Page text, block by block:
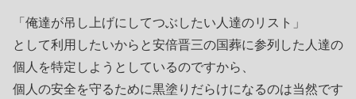
「俺達が吊し上げにしてつぶしたい人達のリスト」
として利用したいからと安倍晋三の国葬に参列した人達の
個人を特定しようとしているのですから、
個人の安全を守るために黒塗りだらけになるのは当然です